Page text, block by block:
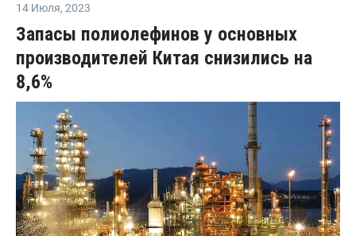
14 Июля, 2023
Запасы полиолефинов у основных
производителей Китая снизились на
8,6%